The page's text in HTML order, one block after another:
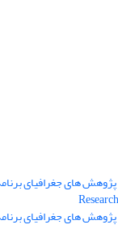
های جغرافیای
های جغرافیای